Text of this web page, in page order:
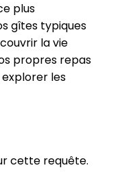
plus
gîtes typiques
la vie
propres repas
les
cette requête.